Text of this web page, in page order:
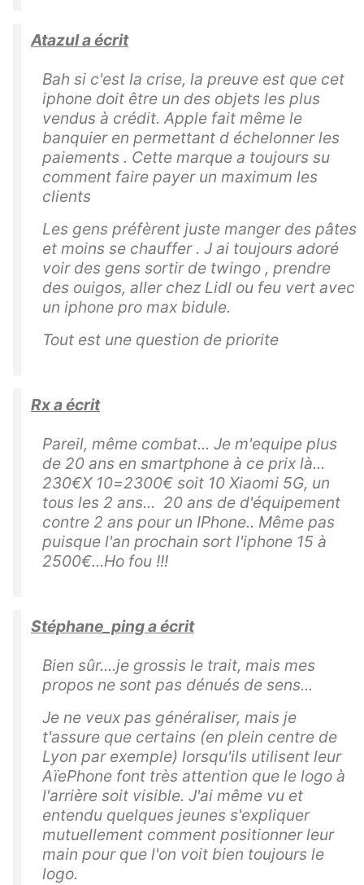
Atazul a écrit
Bah si c'est la crise, la preuve est que cet
iphone doit être un des objets les plus
vendus à crédit. Apple fait même le
banquier en permettant d échelonner les
paiements . Cette marque a toujours su
comment faire payer un maximum les
clients
Les gens préfèrent juste manger des pâtes
et moins se chauffer . J ai toujours adoré
voir des gens sortir de twingo , prendre
des ouigos, aller chez Lidl ou feu vert avec
un iphone pro max bidule.
Tout est une question de priorite
Rx a écrit
Pareil, même combat... Je m'equipe plus
de 20 ans en smartphone à ce prix là...
230€X 10=2300€ soit 10 Xiaomi 5G, un
tous les 2 ans... 20 ans de d'équipement
contre 2 ans pour un IPhone.. Même pas
puisque l'an prochain sort l'iphone 15 à
2500€...Ho fou !!!
Stéphane_ping a écrit
Bien sûr....je grossis le trait, mais mes
propos ne sont pas dénués de sens...
Je ne veux pas généraliser, mais je
t'assure que certains (en plein centre de
Lyon par exemple) lorsqu'ils utilisent leur
AïePhone font très attention que le logo à
l'arrière soit visible. J'ai même vu et
entendu quelques jeunes s'expliquer
mutuellement comment positionner leur
main pour que l'on voit bien toujours le
logo.